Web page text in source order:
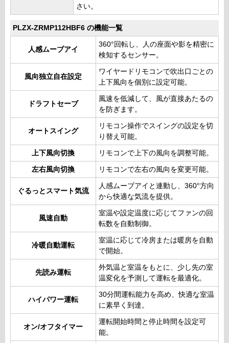
さい。
PLZX-ZRMP112HBF6 の機能一覧
人感ムーブアイ
360°回転し、人の座面や影を精密に
検知するセンサー。
風向独立自在設定
ワイヤードリモコンで吹出口ごとの
上下風向を個別に設定可能。
ドラフトセーブ
風速を低減して、風が直接あたるの
を防ぎます。
オートスイング
リモコン操作でスイングの設定を切
り替え可能。
上下風向切換 リモコンで上下の風向を調整可能。
左右風向切換 リモコンで左右の風向を変更可能。
ぐるっとスマート気流
人感ムーブアイと連動し、360°方向
から快適な気流を提供。
風速自動
室温や設定温度に応じてファンの回
転数を自動制御。
冷暖自動運転
室温に応じて冷房または暖房を自動
で開始。
先読み運転
外気温と室温をもとに、少し先の室
温変化を予測して運転を最適化。
ハイパワー運転
30分間運転能力を高め、快適な室温
に素早く到達。
オン/オフタイマー
運転開始時間と停止時間を設定可
能。